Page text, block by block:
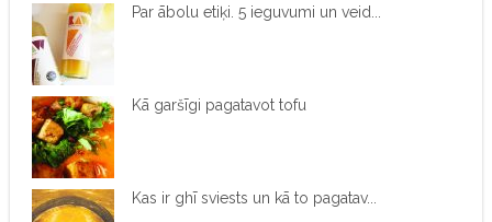
Par ābolu etiķi. 5 ieguvumi un veid...
Kā garšīgi pagatavot tofu
Kas ir ghī sviests un kā to pagatav...